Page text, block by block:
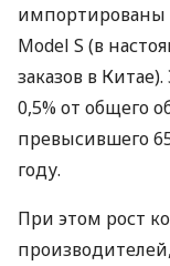
импортированы
Model S (в
заказов в
0,5% от общего
превысившего
году.
При этом рост